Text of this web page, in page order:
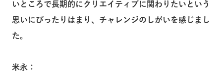
いところで長期的にクリエイティブに関わりたいという
思いにぴったりはまり、チャレンジのしがいを感じまし
た。
米永：